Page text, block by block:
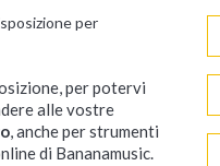
per
per potervi
alle vostre
, anche per strumenti
di Bananamusic.